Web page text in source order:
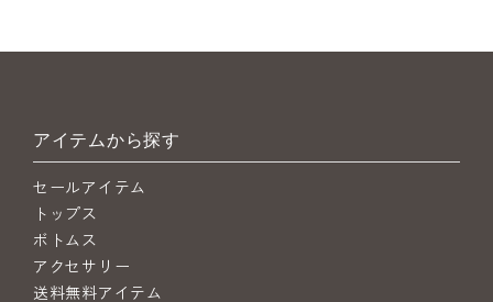
アイテムから探す
セールアイテム
トップス
ボトムス
アクセサリー
送料無料アイテム